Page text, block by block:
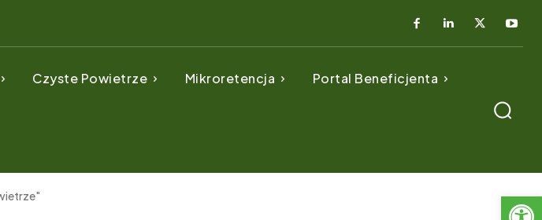
Czyste Powietrze Mikroretencja Portal Beneficjenta